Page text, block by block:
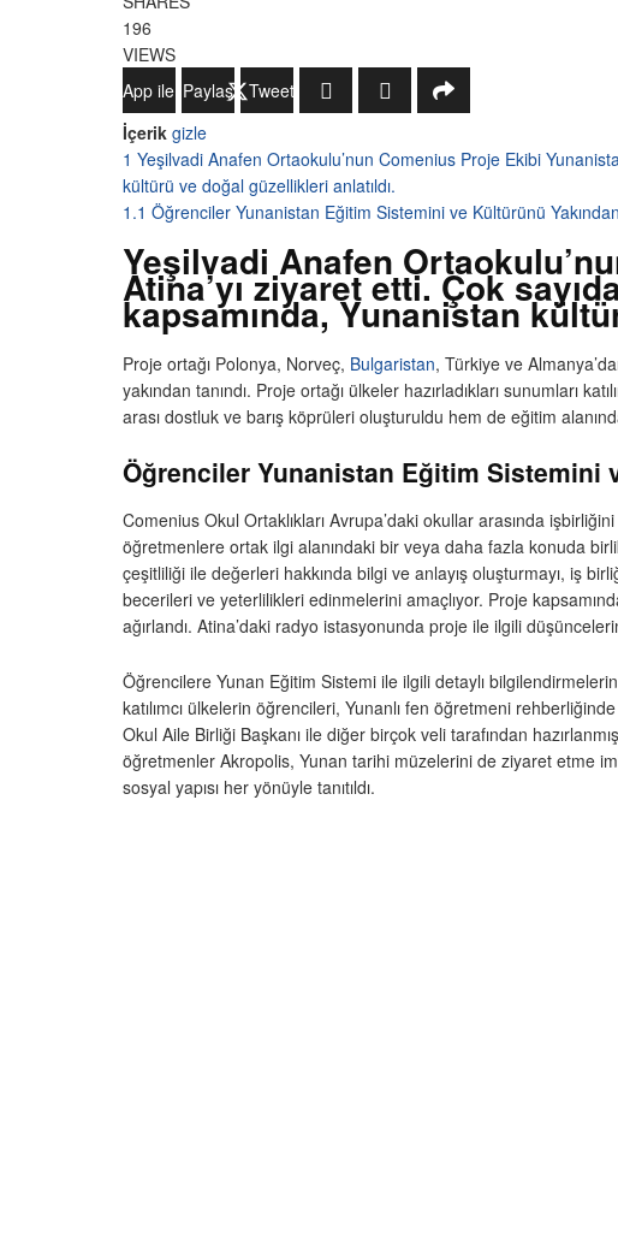
196
VIEWS
WhatsApp ile Gönder
Paylaş
Tweetle
İçerik gizle
1 Yeşilvadi Anafen Ortaokulu’nun Comenius Proje Ekibi
kültürü ve doğal güzellikleri anlatıldı.
1.1 Öğrenciler Yunanistan Eğitim Sistemini ve Kültürünü Yakından
Yeşilvadi Anafen
Atina’yı ziyaret etti. Çok
kapsamında, Yunanistan
Proje ortağı Polonya, Norveç, Bulgaristan, Türkiye ve
yakından tanındı. Proje ortağı ülkeler hazırladıkları sunumları
arası dostluk ve barış köprüleri oluşturuldu hem de eğitim
Öğrenciler Yunanistan Eğitim Sistemini
Comenius Okul Ortaklıkları Avrupa’daki okullar arasında
öğretmenlere ortak ilgi alanındaki bir veya daha fazla konuda
çeşitliliği ile değerleri hakkında bilgi ve anlayış oluşturmayı, iş
becerileri ve yeterlilikleri edinmelerini amaçlıyor. Proje
ağırlandı. Atina’daki radyo istasyonunda proje ile ilgili
Öğrencilere Yunan Eğitim Sistemi ile ilgili detaylı
katılımcı ülkelerin öğrencileri, Yunanlı fen öğretmeni
Okul Aile Birliği Başkanı ile diğer birçok veli tarafından
öğretmenler Akropolis, Yunan tarihi müzelerini de ziyaret etme
sosyal yapısı her yönüyle tanıtıldı.